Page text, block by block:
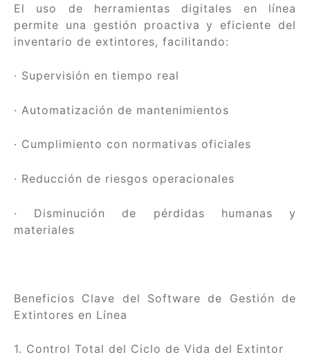
El uso de herramientas digitales en línea
permite una gestión proactiva y eficiente del
inventario de extintores, facilitando:
· Supervisión en tiempo real
· Automatización de mantenimientos
· Cumplimiento con normativas oficiales
· Reducción de riesgos operacionales
· Disminución de pérdidas humanas y
materiales
Beneficios Clave del Software de Gestión de
Extintores en Línea
1. Control Total del Ciclo de Vida del Extintor